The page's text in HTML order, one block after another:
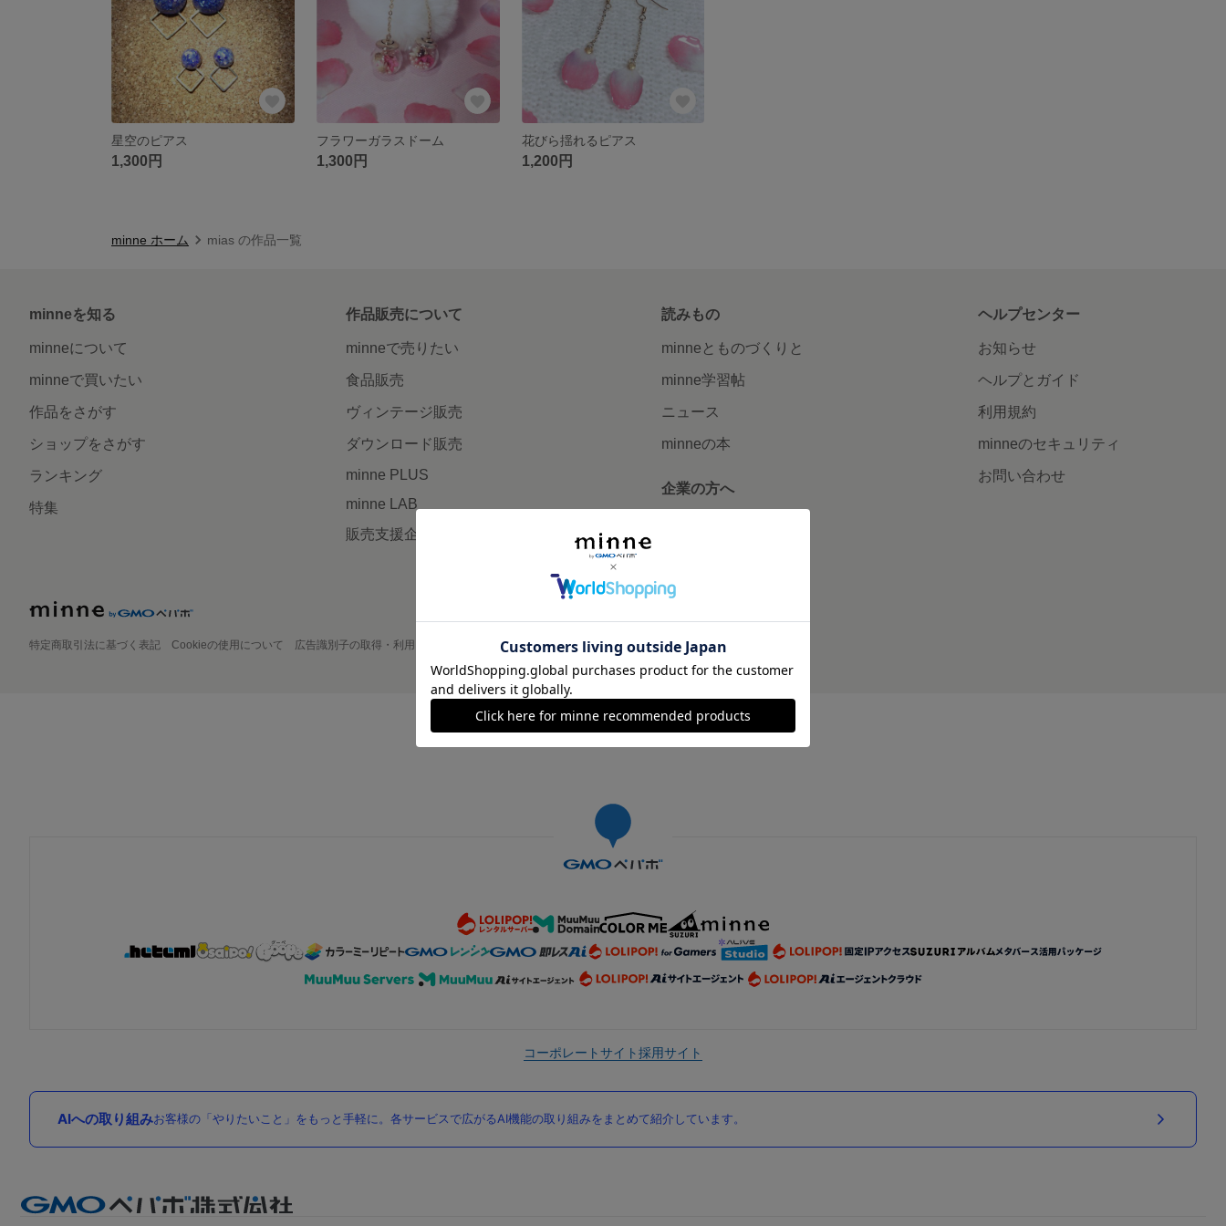
星空のピアス
1,300円
フラワーガラスドーム
1,300円
花びら揺れるピアス
1,200円
minne ホーム mias の作品一覧
minneを知る
minneについて
minneで買いたい
作品をさがす
ショップをさがす
ランキング
特集
作品販売について
minneで売りたい
食品販売
ヴィンテージ販売
ダウンロード販売
minne PLUS
minne LAB
販売支援企画・イベント
読みもの
minneとものづくりと
minne学習帖
ニュース
minneの本
企業の方へ
ヘルプセンター
お知らせ
ヘルプとガイド
利用規約
minneのセキュリティ
お問い合わせ
特定商取引法に基づく表記 Cookieの使用について 広告識別子の取得・利用 プライバシーポリシー 会社概要 採用情報 メディアキット
©GMO Pepabo, Inc. All rights reserved.
コーポレートサイト採用サイト
AIへの取り組みお客様の「やりたいこと」をもっと手軽に。各サービスで広がるAI機能の取り組みをまとめて紹介しています。